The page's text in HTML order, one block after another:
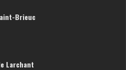
Brieuc
Larchant